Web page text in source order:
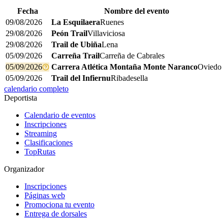
Fecha Nombre del evento
09/08/2026
La EsquilaeraRuenes
29/08/2026
Peón TrailVillaviciosa
29/08/2026
Trail de UbiñaLena
05/09/2026
Carreña TrailCarreña de Cabrales
05/09/2026
Carrera Atlética Montaña Monte NarancoOviedo
05/09/2026
Trail del InfiernuRibadesella
calendario completo
Deportista
Calendario de eventos
Inscripciones
Streaming
Clasificaciones
TopRutas
Organizador
Inscripciones
Páginas web
Promociona tu evento
Entrega de dorsales